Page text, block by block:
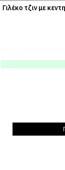
Γιλέκο τζιν με